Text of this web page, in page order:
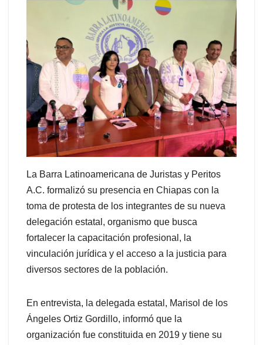
La Barra Latinoamericana de Juristas y Peritos
A.C. formalizó su presencia en Chiapas con la
toma de protesta de los integrantes de su nueva
delegación estatal, organismo que busca
fortalecer la capacitación profesional, la
vinculación jurídica y el acceso a la justicia para
diversos sectores de la población.
En entrevista, la delegada estatal, Marisol de los
Ángeles Ortiz Gordillo, informó que la
organización fue constituida en 2019 y tiene su